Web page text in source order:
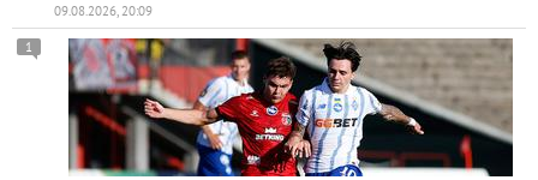
09.08.2026, 20:09
1